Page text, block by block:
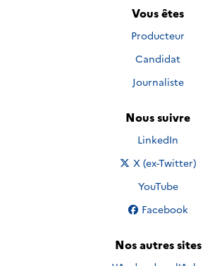
Vous êtes
Producteur
Candidat
Journaliste
Nous suivre
Nous suivre sur
LinkedIn
Nous suivre sur
X (ex-Twitter)
Nous suivre sur
YouTube
Nous suivre sur
Facebook
Nos autres sites